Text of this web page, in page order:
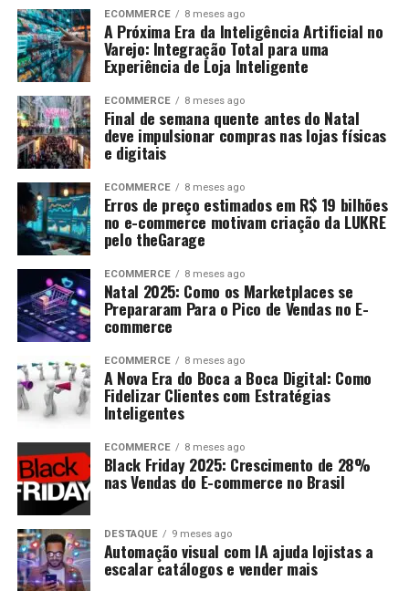
ECOMMERCE 8 meses ago
A Próxima Era da Inteligência Artificial no
Varejo: Integração Total para uma
Experiência de Loja Inteligente
ECOMMERCE 8 meses ago
Final de semana quente antes do Natal
deve impulsionar compras nas lojas físicas
e digitais
ECOMMERCE 8 meses ago
Erros de preço estimados em R$ 19 bilhões
no e-commerce motivam criação da LUKRE
pelo theGarage
ECOMMERCE 8 meses ago
Natal 2025: Como os Marketplaces se
Prepararam Para o Pico de Vendas no E-
commerce
ECOMMERCE 8 meses ago
A Nova Era do Boca a Boca Digital: Como
Fidelizar Clientes com Estratégias
Inteligentes
ECOMMERCE 8 meses ago
Black Friday 2025: Crescimento de 28%
nas Vendas do E-commerce no Brasil
DESTAQUE 9 meses ago
Automação visual com IA ajuda lojistas a
escalar catálogos e vender mais